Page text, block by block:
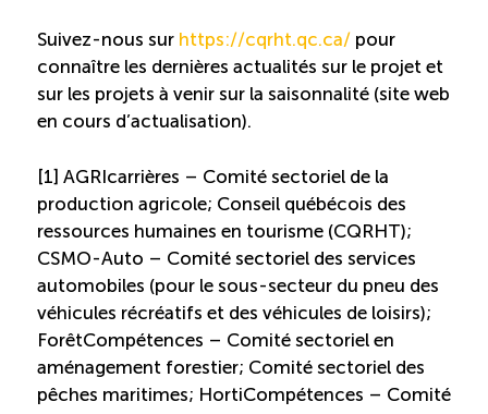
Saisonnalité
Bassins de main-d’oeuvre diversifiés
Devenir membre
Catalogue de formations en ligne
Suivez-nous sur https://cqrht.qc.ca/ pour
connaître les dernières actualités sur le projet et
sur les projets à venir sur la saisonnalité (site web
en cours d’actualisation).
[1] AGRIcarrières – Comité sectoriel de la
production agricole; Conseil québécois des
ressources humaines en tourisme (CQRHT);
CSMO-Auto – Comité sectoriel des services
automobiles (pour le sous-secteur du pneu des
véhicules récréatifs et des véhicules de loisirs);
ForêtCompétences – Comité sectoriel en
aménagement forestier; Comité sectoriel des
pêches maritimes; HortiCompétences – Comité